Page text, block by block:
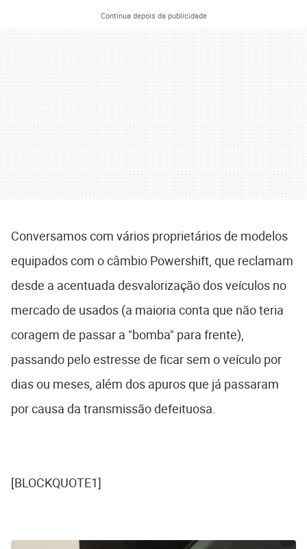
Continua depois da publicidade
Conversamos com vários proprietários de modelos
equipados com o câmbio Powershift, que reclamam
desde a acentuada desvalorização dos veículos no
mercado de usados (a maioria conta que não teria
coragem de passar a "bomba" para frente),
passando pelo estresse de ficar sem o veículo por
dias ou meses, além dos apuros que já passaram
por causa da transmissão defeituosa.
[BLOCKQUOTE1]